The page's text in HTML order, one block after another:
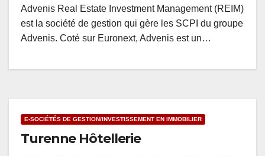
Advenis Real Estate Investment Management (REIM)
est la société de gestion qui gère les SCPI du groupe
Advenis. Coté sur Euronext, Advenis est un…
E-SOCIÉTÉS DE GESTION/INVESTISSEMENT EN IMMOBILIER
Turenne Hôtellerie